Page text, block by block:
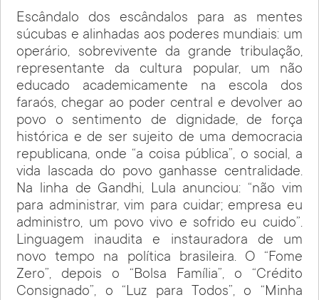
Escândalo dos escândalos para as mentes
súcubas e alinhadas aos poderes mundiais: um
operário, sobrevivente da grande tribulação,
representante da cultura popular, um não
educado academicamente na escola dos
faraós, chegar ao poder central e devolver ao
povo o sentimento de dignidade, de força
histórica e de ser sujeito de uma democracia
republicana, onde “a coisa pública”, o social, a
vida lascada do povo ganhasse centralidade.
Na linha de Gandhi, Lula anunciou: “não vim
para administrar, vim para cuidar; empresa eu
administro, um povo vivo e sofrido eu cuido”.
Linguagem inaudita e instauradora de um
novo tempo na política brasileira. O “Fome
Zero”, depois o “Bolsa Família”, o “Crédito
Consignado”, o “Luz para Todos”, o “Minha